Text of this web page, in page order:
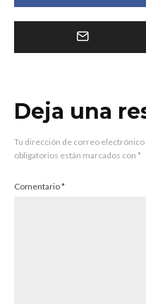
Deja una
Tu dirección de correo electrónico
obligatorios están marcados con *
Comentario*